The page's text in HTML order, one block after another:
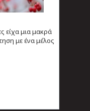
είχα μια μακρά
με ένα μέλος